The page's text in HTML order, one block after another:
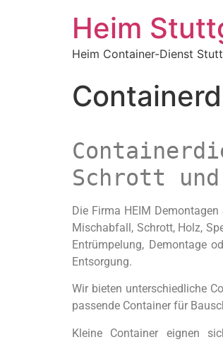
Heim
Heim Container-Dienst
Schrott
Die Firma HEIM
Mischabfall, Schrott, Holz,
Entrümpelung, Demontage
Entsorgung.
Wir bieten unterschiedliche
passende Container für
Kleine Container eignen